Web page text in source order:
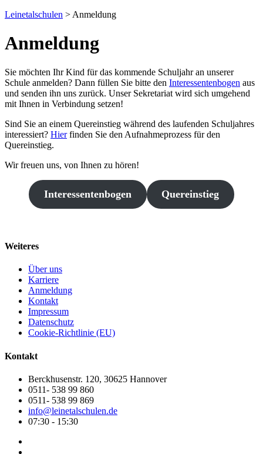
Leinetalschulen > Anmeldung
Anmeldung
Sie möchten Ihr Kind für das kommende Schuljahr an unserer
Schule anmelden? Dann füllen Sie bitte den Interessentenbogen aus
und senden ihn uns zurück. Unser Sekretariat wird sich umgehend
mit Ihnen in Verbindung setzen!
Sind Sie an einem Quereinstieg während des laufenden Schuljahres
interessiert? Hierfinden Sie den Aufnahmeprozess für den
Quereinstieg.
Wir freuen uns, von Ihnen zu hören!
Interessentenbogen Quereinstieg
Weiteres
Über uns
Karriere
Anmeldung
Kontakt
Impressum
Datenschutz
Cookie-Richtlinie (EU)
Kontakt
Berckhusenstr. 120, 30625 Hannover
0511- 538 99 860
0511- 538 99 869
info@leinetalschulen.de
07:30 - 15:30